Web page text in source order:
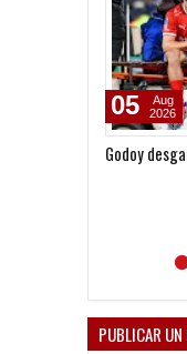
10
Feb
2024
PUBLICAR